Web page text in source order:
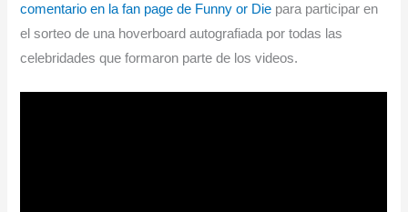
comentario en la fan page de Funny or Die para participar en
el sorteo de una hoverboard autografiada por todas las
celebridades que formaron parte de los videos.